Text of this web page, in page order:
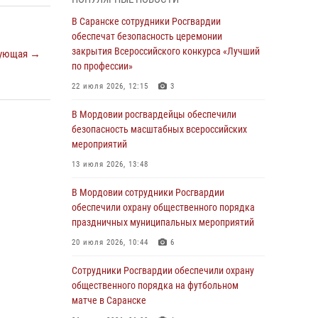
→
В Саранске сотрудники Росгвардии
задержали дебошира, повредившего
имущество в кафе
06 августа 2026, 07:03
В Саранске по обращению жителей
правоохранители отреагировали
незамедлительно
05 августа 2026, 15:04
В Саранске сотрудники Росгвардии
задержали мужчину, подозреваемого в
причинении телесных повреждений супруге
05 августа 2026, 12:34
Росгвардейцы обеспечили общественную
безопасность во время проведения
масштабного праздника в Темникове
В Саранске сотрудники Росгвардии
обеспечат безопасность церемонии
закрытия Всероссийского конкурса «Лучший
по профессии»
22 июля 2026, 12:15 3
В Мордовии росгвардейцы обеспечили
безопасность масштабных всероссийских
мероприятий
13 июля 2026, 13:48
В Мордовии сотрудники Росгвардии
обеспечили охрану общественного порядка
праздничных муниципальных мероприятий
20 июля 2026, 10:44 6
Сотрудники Росгвардии обеспечили охрану
общественного порядка на футбольном
матче в Саранске